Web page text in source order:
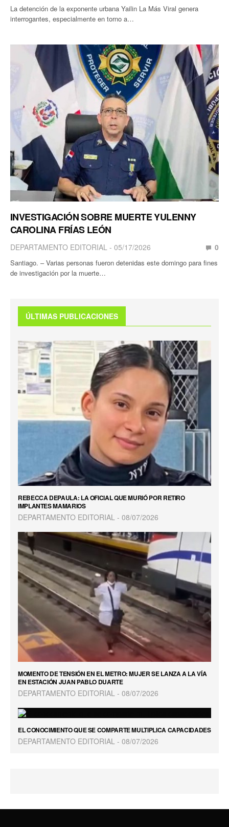
La detención de la exponente urbana Yailin La Más Viral genera
interrogantes, especialmente en torno a…
INVESTIGACIÓN SOBRE MUERTE YULENNY
CAROLINA FRÍAS LEÓN
DEPARTAMENTO EDITORIAL 05/17/2026 0
Santiago. – Varias personas fueron detenidas este domingo para fines
de investigación por la muerte…
ÚLTIMAS PUBLICACIONES
REBECCA DEPAULA: LA OFICIAL QUE MURIÓ POR RETIRO
IMPLANTES MAMARIOS
DEPARTAMENTO EDITORIAL 08/07/2026
MOMENTO DE TENSIÓN EN EL METRO: MUJER SE LANZA A LA VÍA
EN ESTACIÓN JUAN PABLO DUARTE
DEPARTAMENTO EDITORIAL 08/07/2026
EL CONOCIMIENTO QUE SE COMPARTE MULTIPLICA CAPACIDADES
DEPARTAMENTO EDITORIAL 08/07/2026